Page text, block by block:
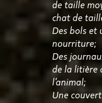
de taille
chat de
Des bols et
nourriture;
Des
de la litière
l’animal;
Une